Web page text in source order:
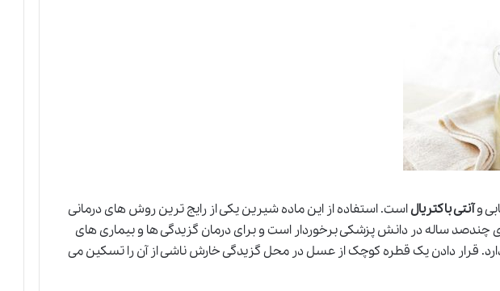
وآنتی باکتریالاست. استفاده از این ماده شیرین یکی از رایج ترین روش های درمانی
ساله در دانش پزشکی برخوردار است و برای درمان گزیدگی ها و بیماری های
قرار دادن یک قطره کوچک از عسل در محل گزیدگی خارش ناشی از آن را تسکین می